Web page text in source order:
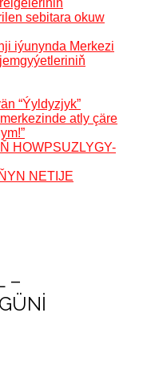
sebitara okuw
iýunynda Merkezi
“Ýyldyzjyk”
atly çäre
HOWPSUZLYGY-
NETIJE
–